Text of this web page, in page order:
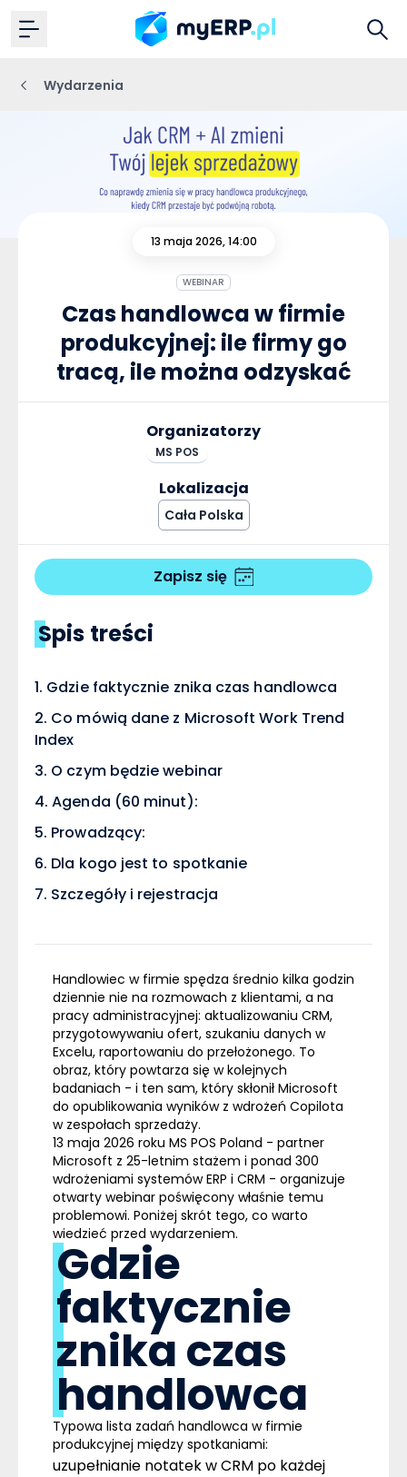
Wydarzenia
13 maja 2026, 14:00
WEBINAR
Czas handlowca w firmie
produkcyjnej: ile firmy go
tracą, ile można odzyskać
Organizatorzy
MS POS
Lokalizacja
Cała Polska
Zapisz się
Spis treści
Gdzie faktycznie znika czas handlowca
Co mówią dane z Microsoft Work Trend
Index
O czym będzie webinar
Agenda (60 minut):
Prowadzący:
Dla kogo jest to spotkanie
Szczegóły i rejestracja
Handlowiec w firmie spędza średnio kilka godzin
dziennie nie na rozmowach z klientami, a na
pracy administracyjnej: aktualizowaniu CRM,
przygotowywaniu ofert, szukaniu danych w
Excelu, raportowaniu do przełożonego. To
obraz, który powtarza się w kolejnych
badaniach - i ten sam, który skłonił Microsoft
do opublikowania wyników z wdrożeń Copilota
w zespołach sprzedaży.
13 maja 2026 roku MS POS Poland - partner
Microsoft z 25-letnim stażem i ponad 300
wdrożeniami systemów ERP i CRM - organizuje
otwarty webinar poświęcony właśnie temu
problemowi. Poniżej skrót tego, co warto
wiedzieć przed wydarzeniem.
Gdzie
faktycznie
znika czas
handlowca
Typowa lista zadań handlowca w firmie
produkcyjnej między spotkaniami:
uzupełnianie notatek w CRM po każdej